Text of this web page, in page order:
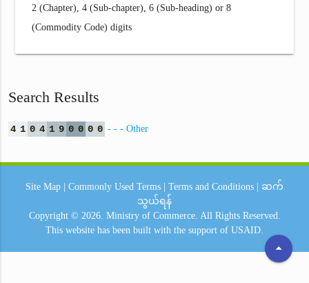
2 (Chapter), 4 (Sub-chapter), 6 (Sub-heading) or 8
(Commodity Code) digits
Search Results
4 1 0 4 1 9 0 0 0 0 - - - Other
arrow_drop_up
Site Map Commonly Used Terms Terms and Conditions
ဆက်
သွယ်ရန်
Copyright © 2026. Ministry of Commerce. All Rights Reserved.
This website has been built with the support of USAID.